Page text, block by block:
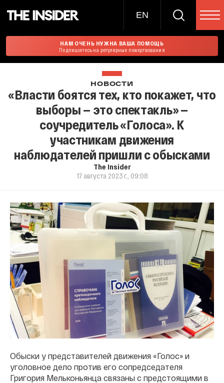
EN
НАМ ОЧЕНЬ НУЖНА ВАША ПОМОЩЬ
Подпишитесь на регулярные пожертвования
НОВОСТИ
«Власти боятся тех, кто покажет, что
выборы — это спектакль» —
соучредитель «Голоса». К
участникам движения
наблюдателей пришли с обысками
The Insider
17 августа 2023 г., 09:08
Обыски у представителей движения «Голос» и
уголовное дело против его сопредседателя
Григория Мельконьянца связаны с предстоящими в